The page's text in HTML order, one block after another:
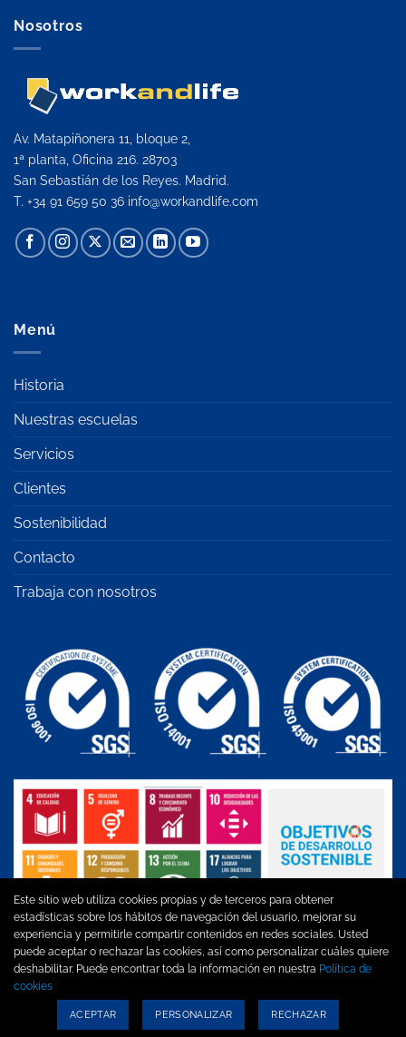
Nosotros
Av. Matapiñonera 11, bloque 2,
1ª planta, Oficina 216. 28703
San Sebastián de los Reyes. Madrid.
T. +34 91 659 50 36 info@workandlife.com
Menú
Historia
Nuestras escuelas
Servicios
Clientes
Sostenibilidad
Contacto
Trabaja con nosotros
Aviso legal|Política de privacidad|Política de cookies|Política
Copyright 2026 ©Diseño La Incubadora Creativa
Este sitio web utiliza cookies propias y de terceros para obtener
estadísticas sobre los hábitos de navegación del usuario, mejorar su
experiencia y permitirle compartir contenidos en redes sociales. Usted
puede aceptar o rechazar las cookies, así como personalizar cuáles quiere
deshabilitar. Puede encontrar toda la información en nuestra Política de
cookies
ACEPTAR PERSONALIZAR RECHAZAR